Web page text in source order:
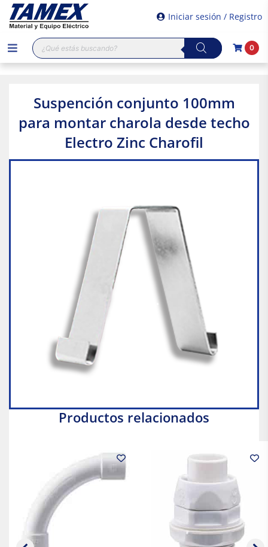
Iniciar sesión / Registro
Búsqueda
de
productos
0
Suspención conjunto 100mm
para montar charola desde techo
Electro Zinc Charofil
Productos relacionados